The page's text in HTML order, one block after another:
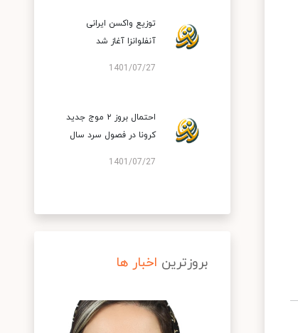
توزیع واکسن ایرانی
آنفلوانزا آغاز شد
1401/07/27
احتمال بروز ۲ موج جدید
کرونا در فصول سرد سال
1401/07/27
بروزترین اخبار ها